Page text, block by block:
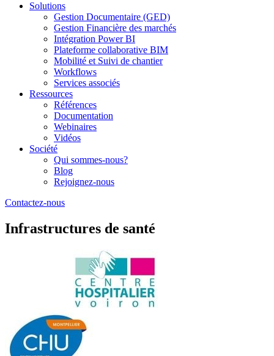
Solutions
Gestion Documentaire (GED)
Gestion Financière des marchés
Intégration Power BI
Plateforme collaborative BIM
Mobilité et Suivi de chantier
Workflows
Services associés
Ressources
Références
Documentation
Webinaires
Vidéos
Société
Qui sommes-nous?
Blog
Rejoignez-nous
Contactez-nous
Infrastructures de santé